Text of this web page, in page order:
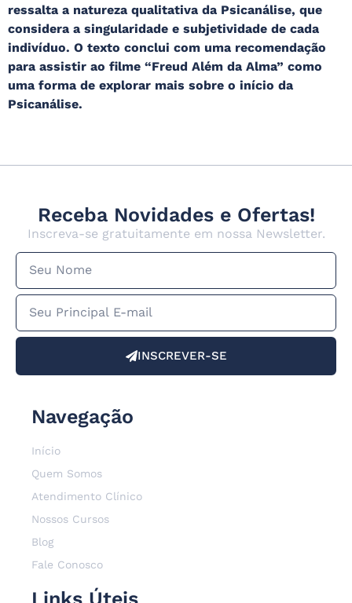
ressalta a natureza qualitativa da Psicanálise, que
considera a singularidade e subjetividade de cada
indivíduo. O texto conclui com uma recomendação
para assistir ao filme “Freud Além da Alma” como
uma forma de explorar mais sobre o início da
Psicanálise.
Receba Novidades e Ofertas!
Inscreva-se gratuitamente em nossa Newsletter.
INSCREVER-SE
Navegação
Início
Quem Somos
Atendimento Clínico
Nossos Cursos
Blog
Fale Conosco